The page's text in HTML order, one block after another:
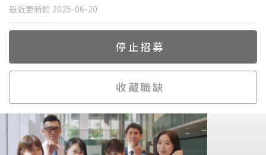
最近更新於 2025-06-20
停止招募
收藏職缺